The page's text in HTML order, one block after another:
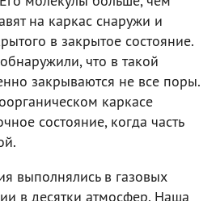
на каркас снаружи и
в закрытое состояние.
что в такой
закрываются не все поры.
каркасе
состояние, когда часть
выполнялись в газовых
в десятки атмосфер. Наша